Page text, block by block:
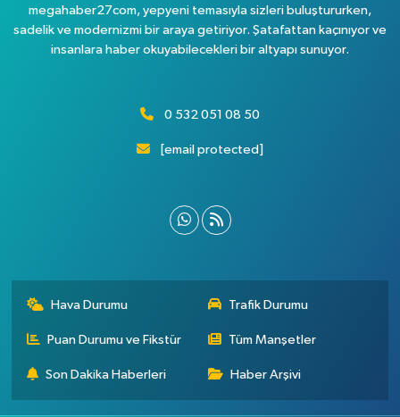
megahaber27com, yepyeni temasıyla sizleri buluştururken,
sadelik ve modernizmi bir araya getiriyor. Şatafattan kaçınıyor ve
insanlara haber okuyabilecekleri bir altyapı sunuyor.
0 532 051 08 50
[email protected]
Hava Durumu Trafik Durumu
Puan Durumu ve Fikstür Tüm Manşetler
Son Dakika Haberleri Haber Arşivi